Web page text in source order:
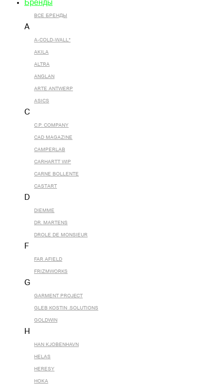
Бренды
ВСЕ БРЕНДЫ
A
A-COLD-WALL*
AKILA
ALTRA
ANGLAN
ARTE ANTWERP
ASICS
C
C.P. COMPANY
CAD MAGAZINE
CAMPERLAB
CARHARTT WIP
CARNE BOLLENTE
CASTART
D
DIEMME
DR. MARTENS
DROLE DE MONSIEUR
F
FAR AFIELD
FRIZMWORKS
G
GARMENT PROJECT
GLEB KOSTIN .SOLUTIONS
GOLDWIN
H
HAN KJOBENHAVN
HELAS
HERESY
HOKA